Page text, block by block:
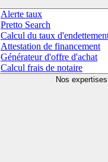
Alerte taux
Pretto Search
Calcul du taux
Attestation de financement
Générateur d'offre d'achat
Calcul frais de notaire
Nos expertises